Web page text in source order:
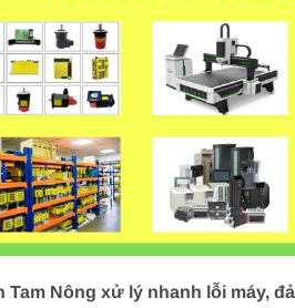
Tam Nông xử lý nhanh lỗi máy,